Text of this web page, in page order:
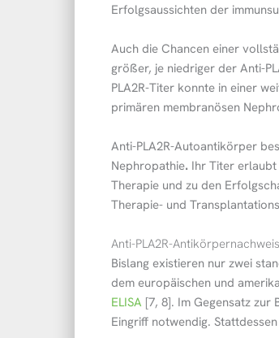
Erfolgsaussichten der
Auch die Chancen einer
größer, je niedriger der Anti-
PLA2R-Titer konnte in einer
primären membranösen
Anti-PLA2R-Autoantikörper
Nephropathie. Ihr Titer
Therapie und zu den
Therapie- und
Anti-PLA2R-Antikörpernachweis
Bislang existieren nur zwei
dem europäischen und
ELISA [7, 8]. Im Gegensatz
Eingriff notwendig.